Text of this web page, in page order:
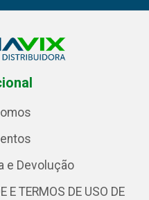
e Devolução
E TERMOS DE USO DE